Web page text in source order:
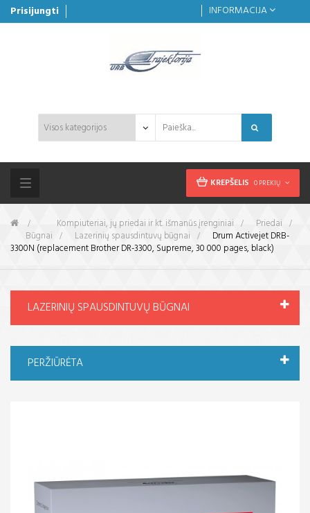
Prisijungti INFORMACIJA
KREPŠELIS 0 PREKIŲ
Toggle
navigation
&gt; Kompiuteriai, jų priedai ir kt. išmanūs įrenginiai >
Priedai
Būgnai > Lazerinių spausdintuvų būgnai >
Drum Activejet DRB-
3300N (replacement Brother DR-3300, Supreme, 30 000 pages, black)
LAZERINIŲ SPAUSDINTUVŲ BŪGNAI
PERŽIŪRĖTA